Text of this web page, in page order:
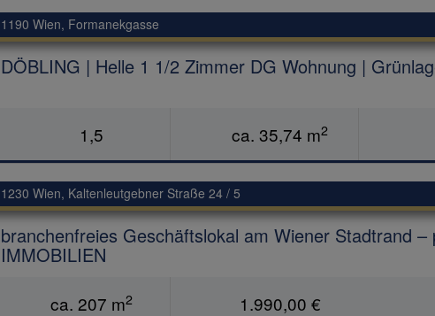
DÖBLING | Helle 1 1/2 Zimmer DG Wohnung |
1190 Wien, Formanekgasse
1,5 ca. 35,74 m2
branchenfreies Geschäftslokal am Wiener Stadtrand
IMMOBILIEN
1230 Wien, Kaltenleutgebner Straße 24 / 5
ca. 207 m2 1.990,00 €